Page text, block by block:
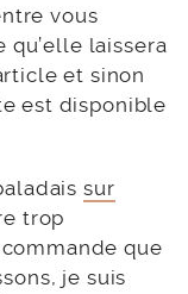
vous
qu’elle laissera
et sinon
est disponible
sur
trop
que
je suis